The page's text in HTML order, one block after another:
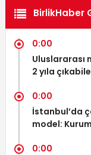
BirlikHaber
0:00
Uluslararası
2 yıla
0:00
İstanbul’da
model:
0:00